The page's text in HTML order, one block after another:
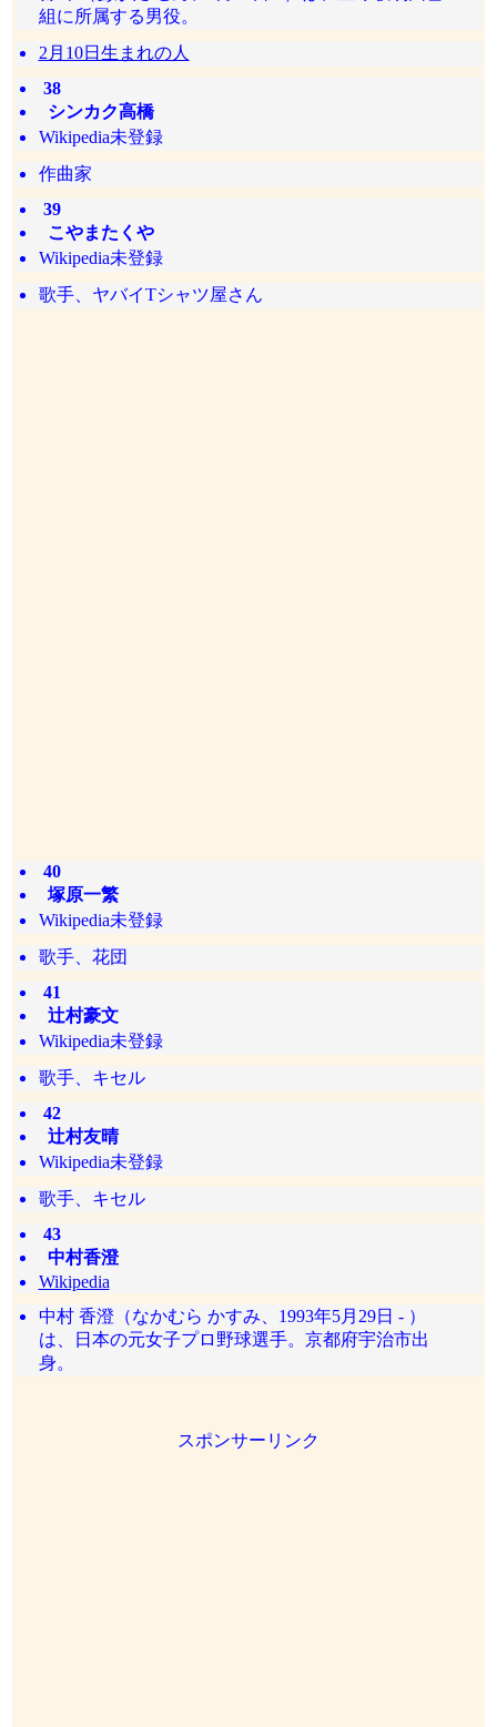
組に所属する男役。
2月10日生まれの人
38
シンカク高橋
Wikipedia未登録
作曲家
39
こやまたくや
Wikipedia未登録
歌手、ヤバイTシャツ屋さん
40
塚原一繁
Wikipedia未登録
歌手、花団
41
辻村豪文
Wikipedia未登録
歌手、キセル
42
辻村友晴
Wikipedia未登録
歌手、キセル
43
中村香澄
Wikipedia
中村 香澄（なかむら かすみ、1993年5月29日 - ）
は、日本の元女子プロ野球選手。京都府宇治市出
身。
スポンサーリンク